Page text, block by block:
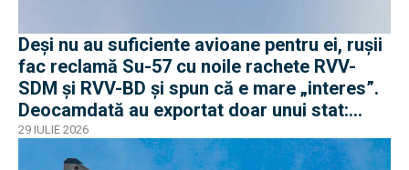
Deși nu au suficiente avioane pentru ei, rușii
fac reclamă Su-57 cu noile rachete RVV-
SDM și RVV-BD și spun că e mare „interes”.
Deocamdată au exportat doar unui stat:
Algeria
29 IULIE 2026